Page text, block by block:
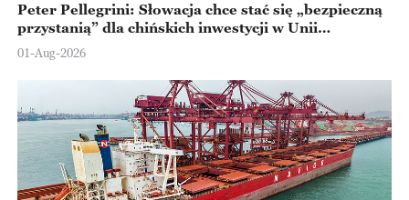
Peter Pellegrini: Słowacja chce stać się „bezpieczną
przystanią” dla chińskich inwestycji w Unii
Europejskiej
01-Aug-2026